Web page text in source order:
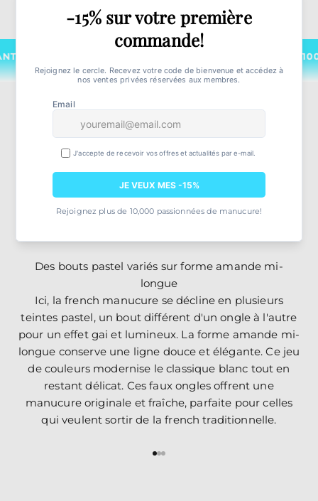
SATISFAIT OU REMBOURSÉ GARANTIE 100%
La french multicolore, une touche de fantaisie
Des bouts pastel variés sur forme amande mi-
longue
Ici, la french manucure se décline en plusieurs
teintes pastel, un bout différent d'un ongle à l'autre
pour un effet gai et lumineux. La forme amande mi-
longue conserve une ligne douce et élégante. Ce jeu
de couleurs modernise le classique blanc tout en
restant délicat. Ces faux ongles offrent une
manucure originale et fraîche, parfaite pour celles
qui veulent sortir de la french traditionnelle.